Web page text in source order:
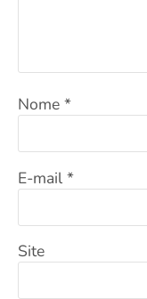
Nome *
E-mail *
Site